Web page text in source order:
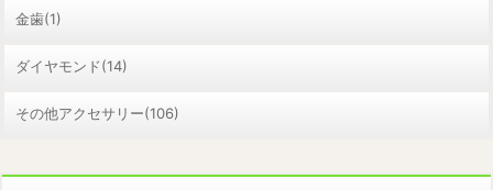
金歯(1)
ダイヤモンド(14)
その他アクセサリー(106)